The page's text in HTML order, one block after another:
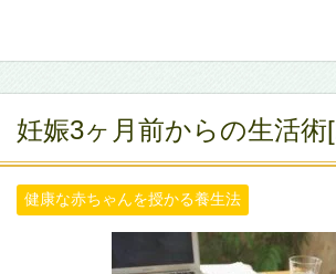
妊娠3ヶ月前からの生活術
健康な赤ちゃんを授かる養生法